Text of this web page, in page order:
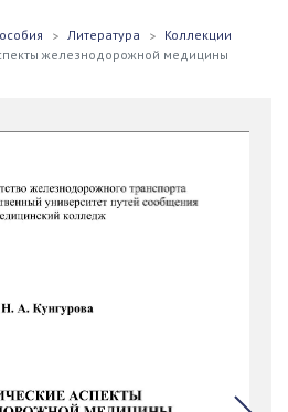
Литература
Коллекции
железнодорожной медицины